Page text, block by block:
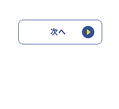
次へ